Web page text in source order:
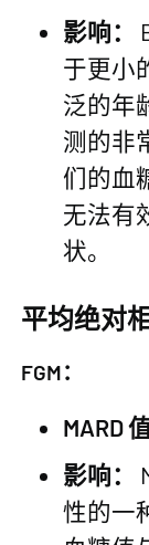
影响：
于更小
泛的年
测的非
们的血
无法有
状。
平均绝对
FGM：
MARD 值
影响：
性的一